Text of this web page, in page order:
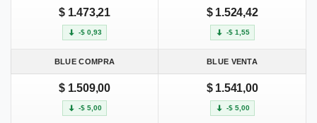
$ 1.473,21
-$ 0,93
$ 1.524,42
-$ 1,55
BLUE COMPRA BLUE VENTA
$ 1.509,00
-$ 5,00
$ 1.541,00
-$ 5,00